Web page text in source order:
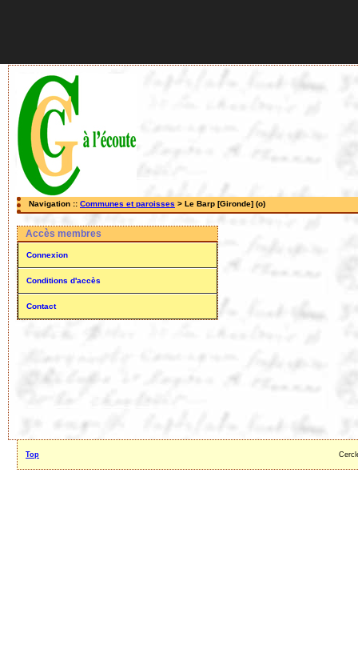
Navigation :: Communes et paroisses > Le Barp [Gironde] (o)
Accès membres
Connexion
Conditions d'accès
Contact
Top